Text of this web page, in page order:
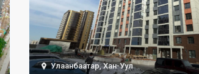
Улаанбаатар,Хан-Уул